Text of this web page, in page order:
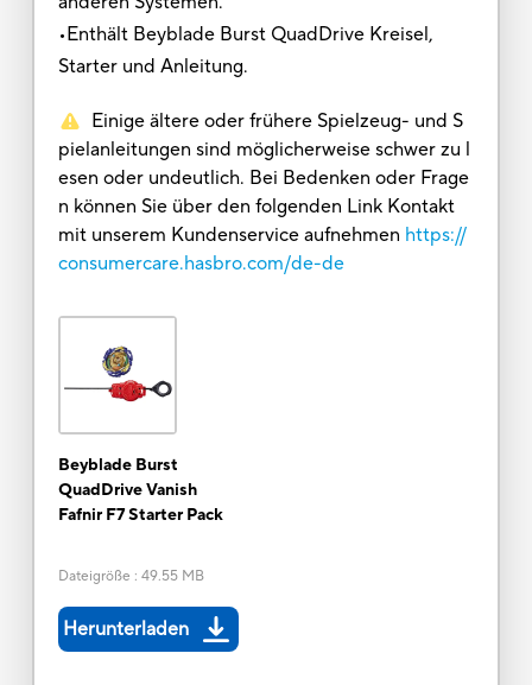
•Enthält Beyblade Burst QuadDrive Kreisel,
Starter und Anleitung.
Einige ältere oder frühere Spielzeug- und S
pielanleitungen sind möglicherweise schwer zu l
esen oder undeutlich. Bei Bedenken oder Frage
n können Sie über den folgenden Link Kontakt
mit unserem Kundenservice aufnehmen https://
consumercare.hasbro.com/de-de
Beyblade Burst
QuadDrive Vanish
Fafnir F7 Starter Pack
Dateigröße : 49.55 MB
Herunterladen